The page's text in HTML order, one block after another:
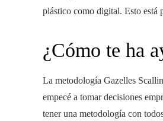
plástico como digital. Esto está
¿Cómo te ha
La metodología Gazelles
empecé a tomar decisiones
tener una metodología con